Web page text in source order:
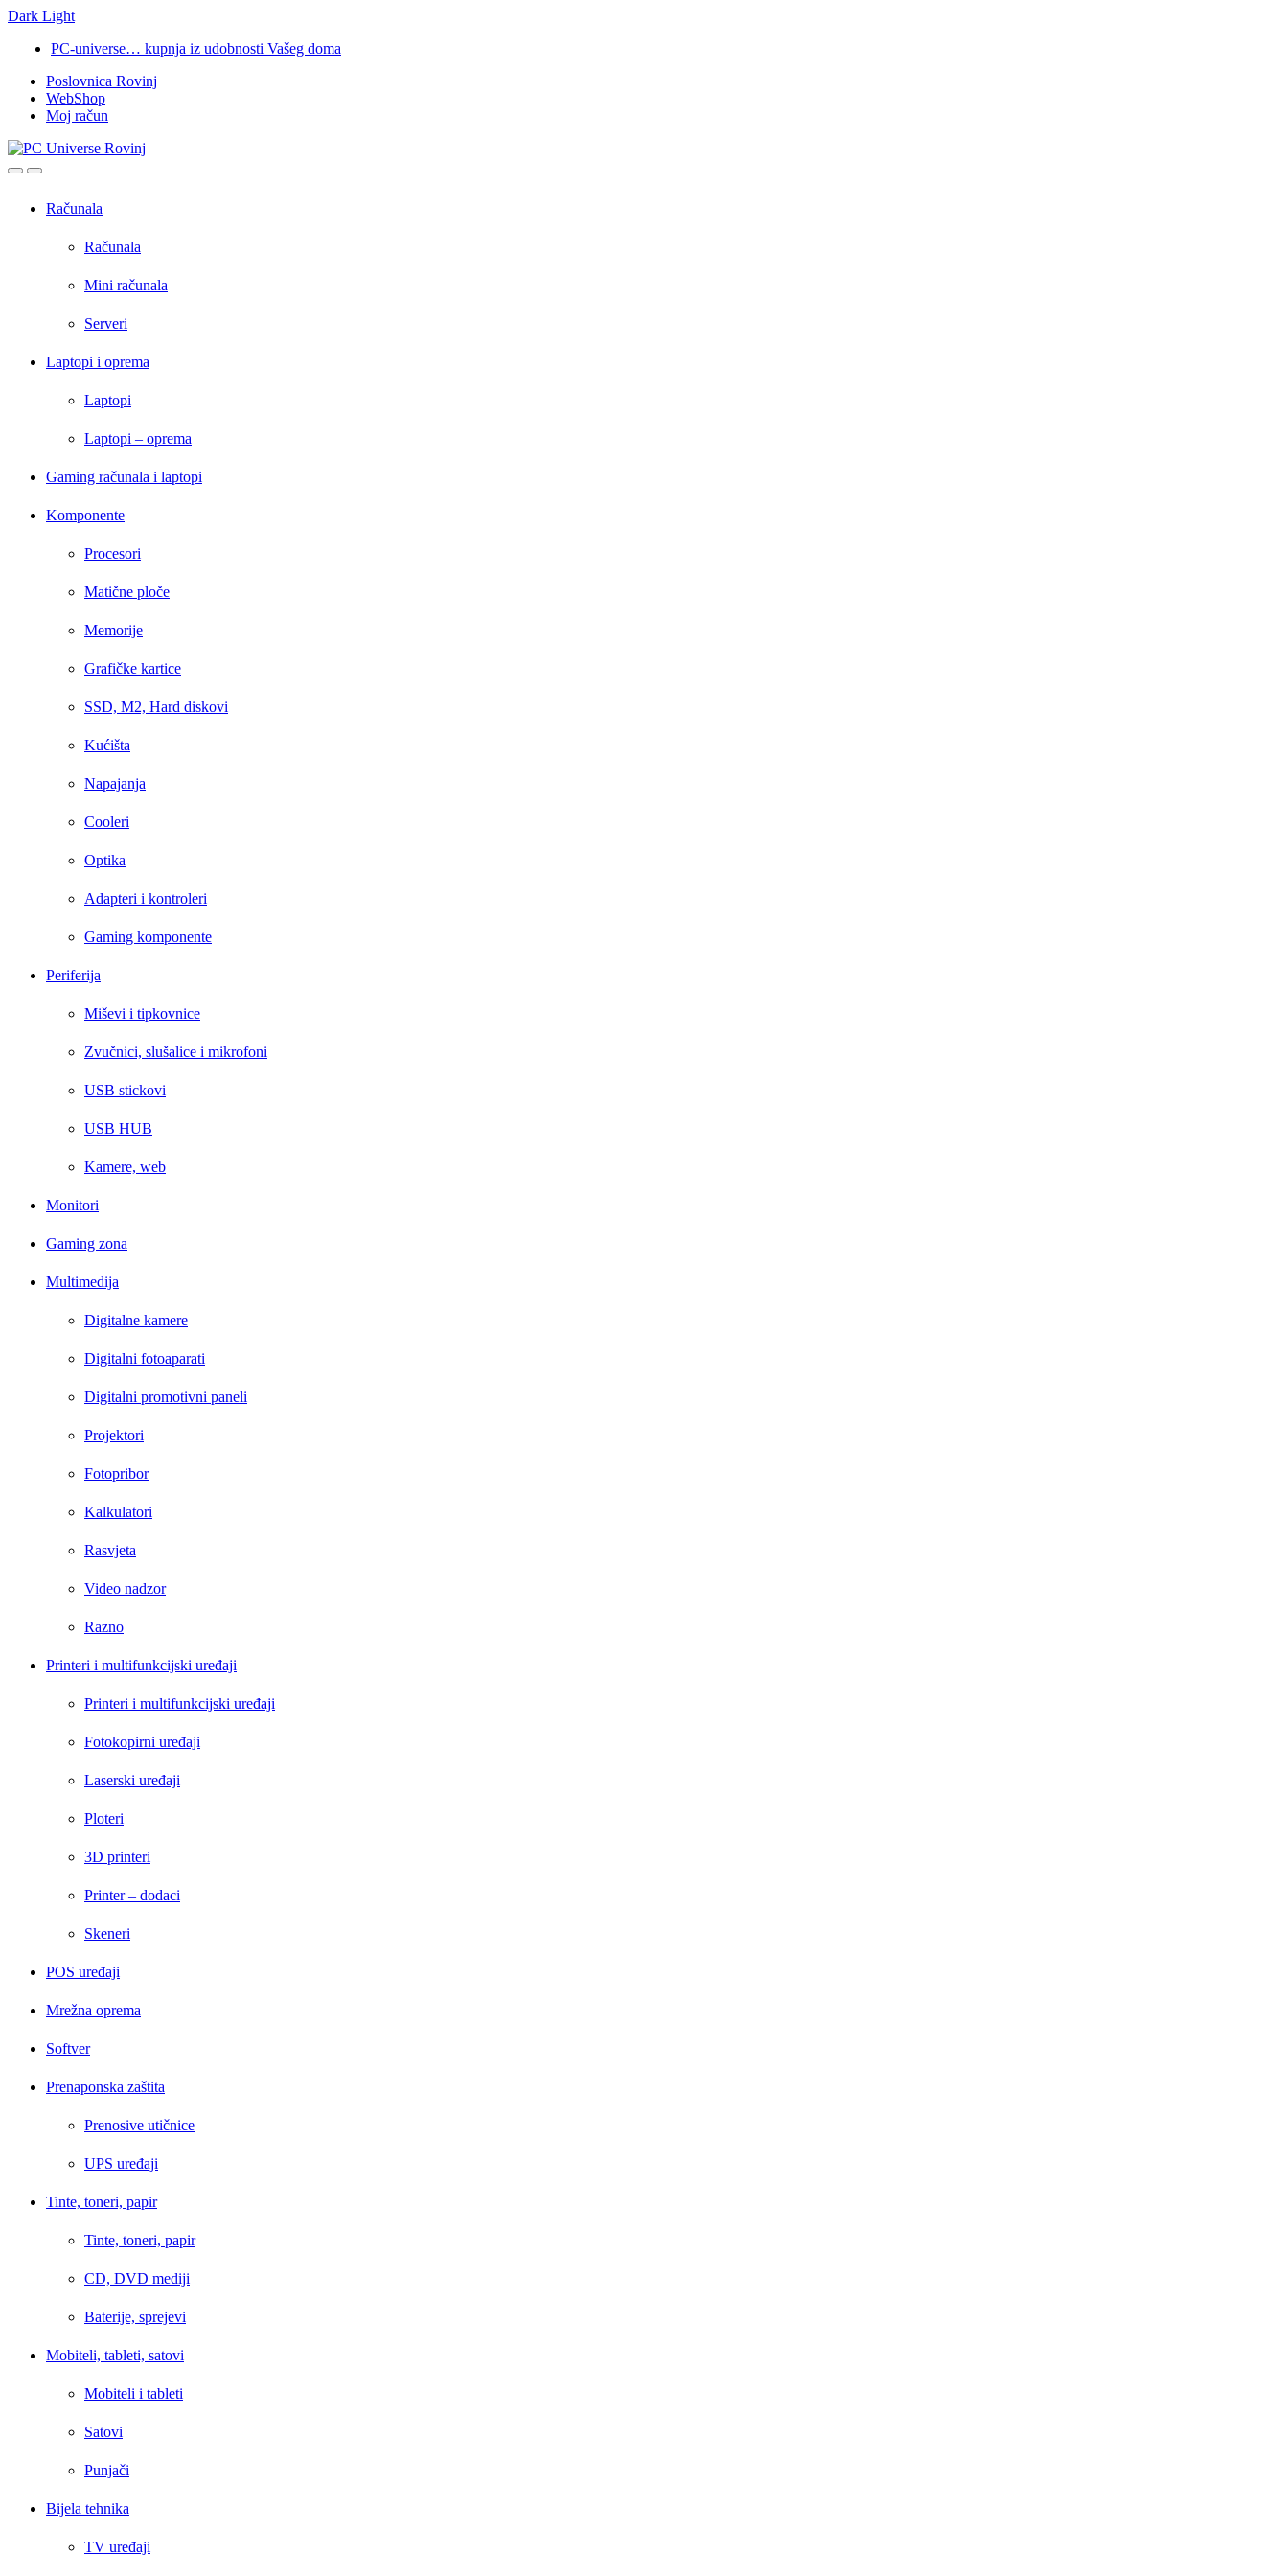
Dark Light
navigation
content
PC-universe… kupnja iz udobnosti Vašeg doma
Poslovnica Rovinj
WebShop
Moj račun
OpenClose
Računala
Računala
Mini računala
Serveri
Laptopi i oprema
Laptopi
Laptopi – oprema
Gaming računala i laptopi
Komponente
Procesori
Matične ploče
Memorije
Grafičke kartice
SSD, M2, Hard diskovi
Kućišta
Napajanja
Cooleri
Optika
Adapteri i kontroleri
Gaming komponente
Periferija
Miševi i tipkovnice
Zvučnici, slušalice i mikrofoni
USB stickovi
USB HUB
Kamere, web
Monitori
Gaming zona
Multimedija
Digitalne kamere
Digitalni fotoaparati
Digitalni promotivni paneli
Projektori
Fotopribor
Kalkulatori
Rasvjeta
Video nadzor
Razno
Printeri i multifunkcijski uređaji
Printeri i multifunkcijski uređaji
Fotokopirni uređaji
Laserski uređaji
Ploteri
3D printeri
Printer – dodaci
Skeneri
POS uređaji
Mrežna oprema
Softver
Prenaponska zaštita
Prenosive utičnice
UPS uređaji
Tinte, toneri, papir
Tinte, toneri, papir
CD, DVD mediji
Baterije, sprejevi
Mobiteli, tableti, satovi
Mobiteli i tableti
Satovi
Punjači
Bijela tehnika
TV uređaji